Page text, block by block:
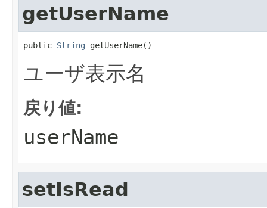
getUserName
public String getUserName()
ユーザ表示名
戻り値:
userName
setIsRead